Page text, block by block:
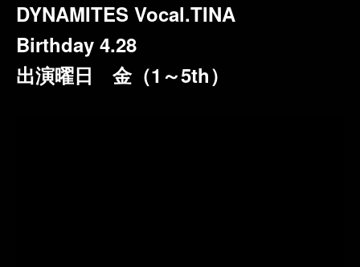
DYNAMITES Vocal.TINA
Birthday 4.28
出演曜日 金（1～5th）